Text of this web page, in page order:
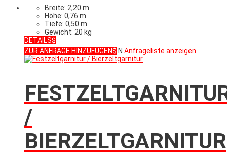
Breite: 2,20 m
Höhe: 0,76 m
Tiefe: 0,50 m
Gewicht: 20 kg
DETAILS
ZUR ANFRAGE HINZUFÜGEN
N Anfrageliste anzeigen
/
BIERZELTGARNITUR